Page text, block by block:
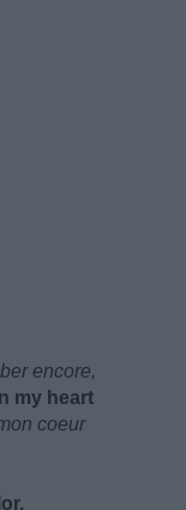
encore,
my heart
coeur